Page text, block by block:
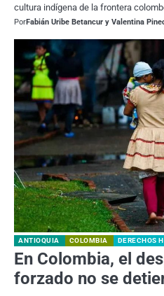
cultura indígena de la frontera
PorFabián Uribe Betancur y Valentina
ANTIOQUIA COLOMBIA DERECHOS
En Colombia, el
forzado no se